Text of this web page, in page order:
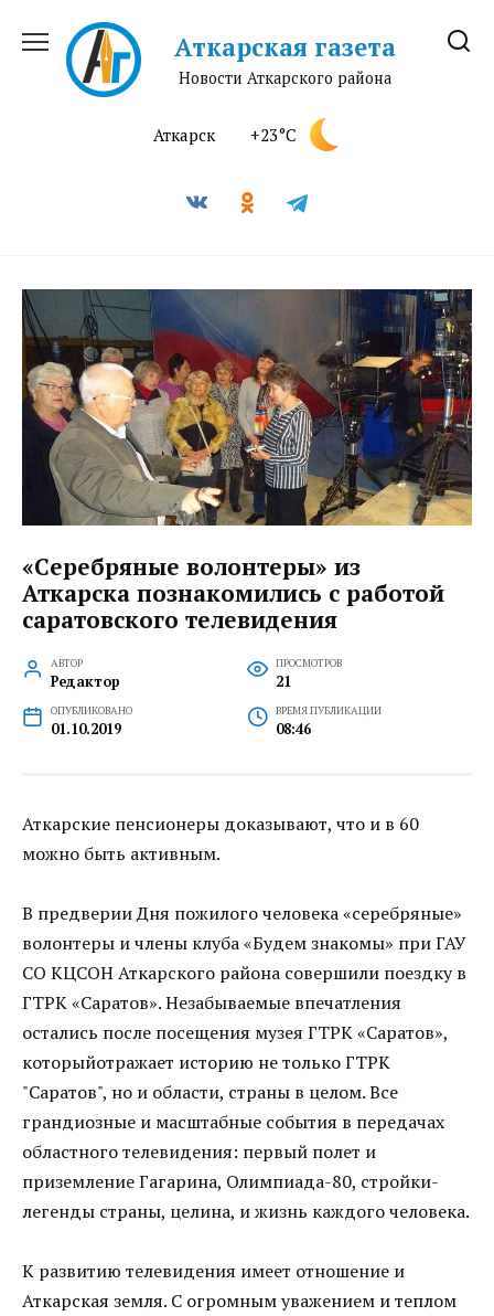
содержанию
Аткарская газета
Новости Аткарского района
Аткарск +23°C
«Серебряные волонтеры» из
Аткарска познакомились с работой
саратовского телевидения
АВТОР
Редактор
ПРОСМОТРОВ
21
ОПУБЛИКОВАНО
01.10.2019
ВРЕМЯ ПУБЛИКАЦИИ
08:46
Аткарские пенсионеры доказывают, что и в 60
можно быть активным.
В предверии Дня пожилого человека «серебряные»
волонтеры и члены клуба «Будем знакомы» при ГАУ
СО КЦСОН Аткарского района совершили поездку в
ГТРК «Саратов». Незабываемые впечатления
остались после посещения музея ГТРК «Саратов»,
которыйотражает историю не только ГТРК
"Саратов", но и области, страны в целом. Все
грандиозные и масштабные события в передачах
областного телевидения: первый полет и
приземление Гагарина, Олимпиада-80, стройки-
легенды страны, целина, и жизнь каждого человека.
К развитию телевидения имеет отношение и
Аткарская земля. С огромным уважением и теплом